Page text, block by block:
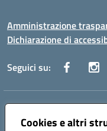
Cookies e altri
Amministrazione
Dichiarazione di
Seguici su:
Indirizzo:
Centralino:0881636571